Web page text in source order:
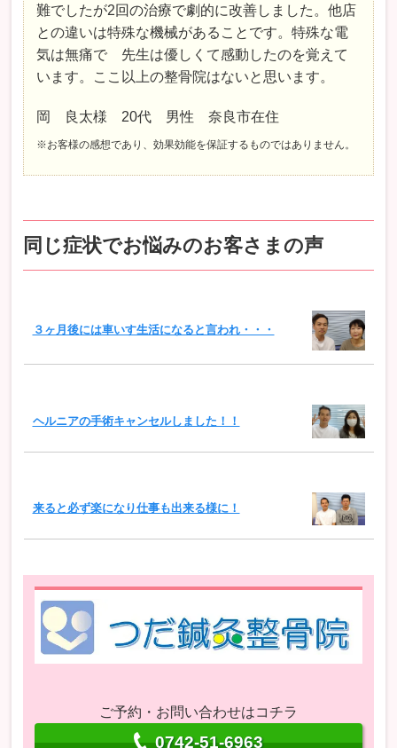
難でしたが2回の治療で劇的に改善しました。他店
との違いは特殊な機械があることです。特殊な電
気は無痛で 先生は優しくて感動したのを覚えて
います。ここ以上の整骨院はないと思います。
岡 良太様 20代 男性 奈良市在住
※お客様の感想であり、効果効能を保証するものではありません。
同じ症状でお悩みのお客さまの声
３ヶ月後には車いす生活になると言われ・・・
ヘルニアの手術キャンセルしました！！
来ると必ず楽になり仕事も出来る様に！
ご予約・お問い合わせはコチラ
0742-51-6963